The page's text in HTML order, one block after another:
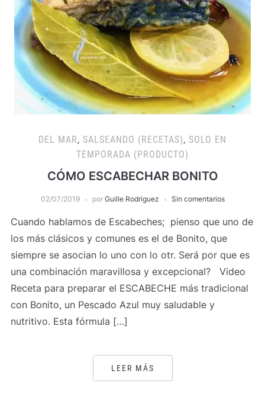
DEL MAR, SALSEANDO (RECETAS), SOLO EN
TEMPORADA (PRODUCTO)
CÓMO ESCABECHAR BONITO
02/07/2019 por Guille Rodriguez Sin comentarios
Cuando hablamos de Escabeches; pienso que uno de
los más clásicos y comunes es el de Bonito, que
siempre se asocian lo uno con lo otr. Será por que es
una combinación maravillosa y excepcional? Video
Receta para preparar el ESCABECHE más tradicional
con Bonito, un Pescado Azul muy saludable y
nutritivo. Esta fórmula […]
LEER MÁS